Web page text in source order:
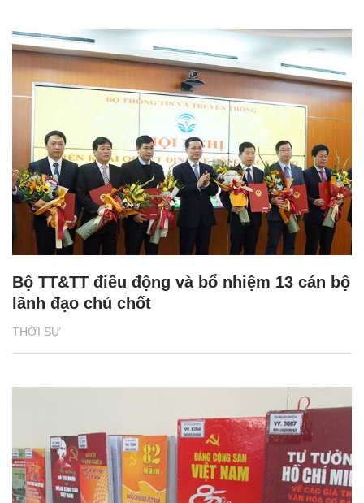
THỜI SỰ
Bộ TT&TT điều động và bổ nhiệm 13 cán bộ
lãnh đạo chủ chốt